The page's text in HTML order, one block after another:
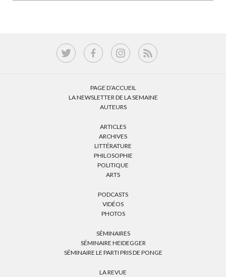
PAGE D’ACCUEIL
LA NEWSLETTER DE LA SEMAINE
AUTEURS
ARTICLES
ARCHIVES
LITTÉRATURE
PHILOSOPHIE
POLITIQUE
ARTS
PODCASTS
VIDÉOS
PHOTOS
SÉMINAIRES
SÉMINAIRE HEIDEGGER
SÉMINAIRE LE PARTI PRIS DE PONGE
LA REVUE